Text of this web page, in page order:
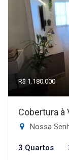
R$ 1.180.000
Cobertura à
Nossa
3 Quartos